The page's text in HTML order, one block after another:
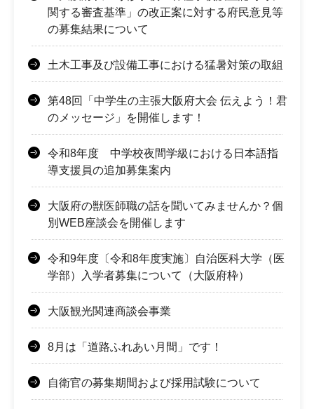
関する審査基準」の改正案に対する府民意見等
の募集結果について
土木工事及び設備工事における猛暑対策の取組
第48回「中学生の主張大阪府大会 伝えよう！君
のメッセージ」を開催します！
令和8年度 中学校夜間学級における日本語指
導支援員の追加募集案内
大阪府の獣医師職の話を聞いてみませんか？個
別WEB座談会を開催します
令和9年度〔令和8年度実施〕自治医科大学（医
学部）入学者募集について（大阪府枠）
大阪観光関連商談会事業
8月は「道路ふれあい月間」です！
自衛官の募集期間および採用試験について